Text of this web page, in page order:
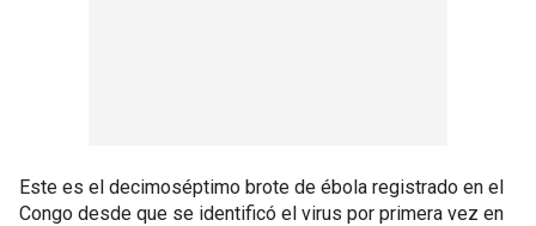
Este es el decimoséptimo brote de ébola registrado en el
Congo desde que se identificó el virus por primera vez en